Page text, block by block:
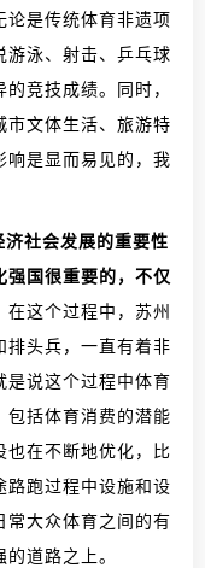
论是传统体育非遗项
游泳、射击、乒乓球
竞技成绩。同时，
市文体生活、旅游特
响是显而易见的，我
社会发展的重要性
强国很重要的，不仅
在这个过程中，苏州
排头兵，一直有着非
是说这个过程中体育
包括体育消费的潜能
也在不断地优化，比
路跑过程中设施和设
常大众体育之间的有
道路之上。